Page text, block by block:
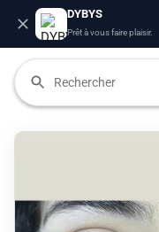
DYBYS
Prêt à vous faire plaisir.